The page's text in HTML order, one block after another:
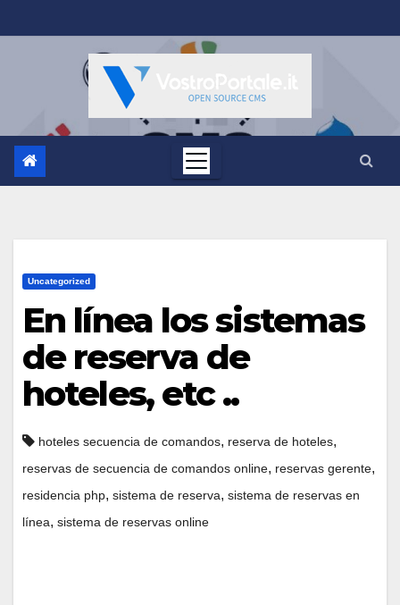
al
Uncategorized
En línea los sistemas
de reserva de
hoteles, etc ..
hoteles secuencia de comandos, reserva de hoteles,
reservas de secuencia de comandos online, reservas gerente,
residencia php, sistema de reserva, sistema de reservas en
línea, sistema de reservas online